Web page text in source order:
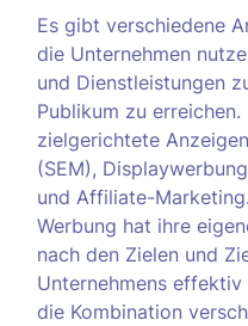
Es gibt verschiedene
die Unternehmen
und Dienstleistungen
Publikum zu erreichen.
zielgerichtete
(SEM),
und Affiliate-
Werbung hat ihre
nach den Zielen und
Unternehmens
die Kombination